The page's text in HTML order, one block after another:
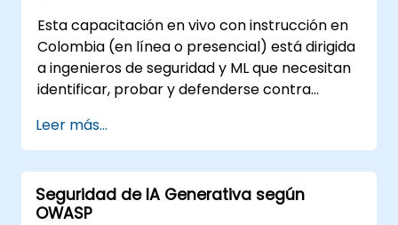
Esta capacitación en vivo con instrucción en
Colombia (en línea o presencial) está dirigida
a ingenieros de seguridad y ML que necesitan
identificar, probar y defenderse contra
impulsadas por LLM.
Leer más...
Seguridad de IA Generativa según
OWASP